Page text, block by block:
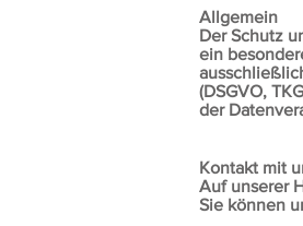
Allgemein
Der Schutz
ein
(DSGVO,
der
Kontakt mit
Auf unserer
Sie können